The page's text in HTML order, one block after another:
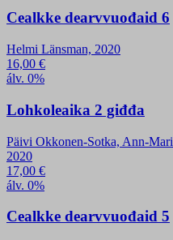
Cealkke dearvvuođaid 6
Helmi Länsman, 2020
16,00 €
álv. 0%
Lohkoleaika 2 giđđa
Päivi Okkonen-Sotka, Ann-
2020
17,00 €
álv. 0%
Cealkke dearvvuođaid 5